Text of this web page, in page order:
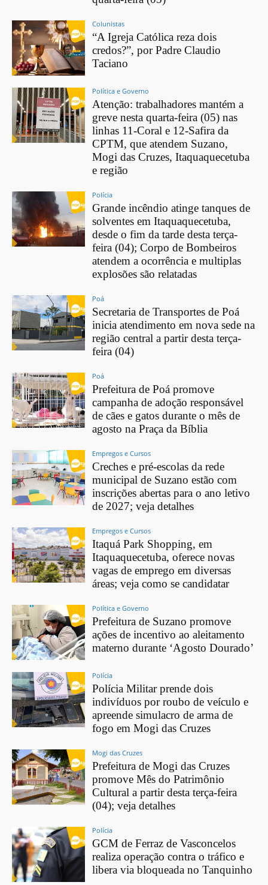
Colunistas
“A Igreja Católica reza dois
credos?”, por Padre Claudio
Taciano
Política e Governo
Atenção: trabalhadores mantém a
greve nesta quarta-feira (05) nas
linhas 11-Coral e 12-Safira da
CPTM, que atendem Suzano,
Mogi das Cruzes, Itaquaquecetuba
e região
Polícia
Grande incêndio atinge tanques de
solventes em Itaquaquecetuba,
desde o fim da tarde desta terça-
feira (04); Corpo de Bombeiros
atendem a ocorrência e multiplas
explosões são relatadas
Poá
Secretaria de Transportes de Poá
inicia atendimento em nova sede na
região central a partir desta terça-
feira (04)
Poá
Prefeitura de Poá promove
campanha de adoção responsável
de cães e gatos durante o mês de
agosto na Praça da Bíblia
Empregos e Cursos
Creches e pré-escolas da rede
municipal de Suzano estão com
inscrições abertas para o ano letivo
de 2027; veja detalhes
Empregos e Cursos
Itaquá Park Shopping, em
Itaquaquecetuba, oferece novas
vagas de emprego em diversas
áreas; veja como se candidatar
Política e Governo
Prefeitura de Suzano promove
ações de incentivo ao aleitamento
materno durante ‘Agosto Dourado’
Polícia
Polícia Militar prende dois
indivíduos por roubo de veículo e
apreende simulacro de arma de
fogo em Mogi das Cruzes
Mogi das Cruzes
Prefeitura de Mogi das Cruzes
promove Mês do Patrimônio
Cultural a partir desta terça-feira
(04); veja detalhes
Polícia
GCM de Ferraz de Vasconcelos
realiza operação contra o tráfico e
libera via bloqueada no Tanquinho